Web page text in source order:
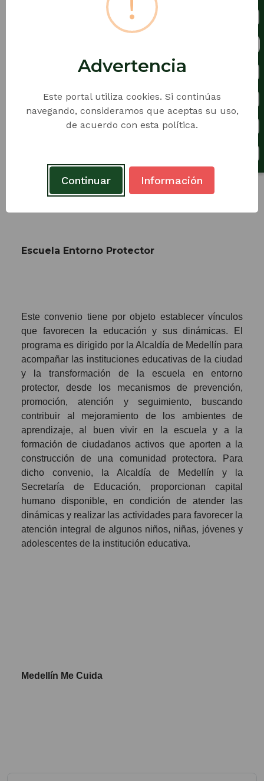
sabemos que nuestros estudiantes están
https://www.youtube.com/watch?
Anijovich, R. (2017).
oportunidad.
http://pdfhumanidades.com/sites/default/files/apuntes/
Escuela Entorno Protector
Este convenio tiene por objeto establecer vínculos
que favorecen la educación y sus dinámicas. El
programa es dirigido por la Alcaldía de Medellín para
acompañar las instituciones educativas de la ciudad
y la transformación de la escuela en entorno
protector, desde los mecanismos de prevención,
promoción, atención y seguimiento, buscando
contribuir al mejoramiento de los ambientes de
aprendizaje, al buen vivir en la escuela y a la
formación de ciudadanos activos que aporten a la
construcción de una comunidad protectora. Para
dicho convenio, la Alcaldía de Medellín y la
Secretaría de Educación, proporcionan capital
humano disponible, en condición de atender las
dinámicas y realizar las actividades para favorecer la
atención integral de algunos niños, niñas, jóvenes y
adolescentes de la institución educativa.
Medellín Me Cuida
Advertencia
Este portal utiliza cookies. Si continúas
navegando, consideramos que aceptas su uso,
de acuerdo con esta política.
Continuar Información